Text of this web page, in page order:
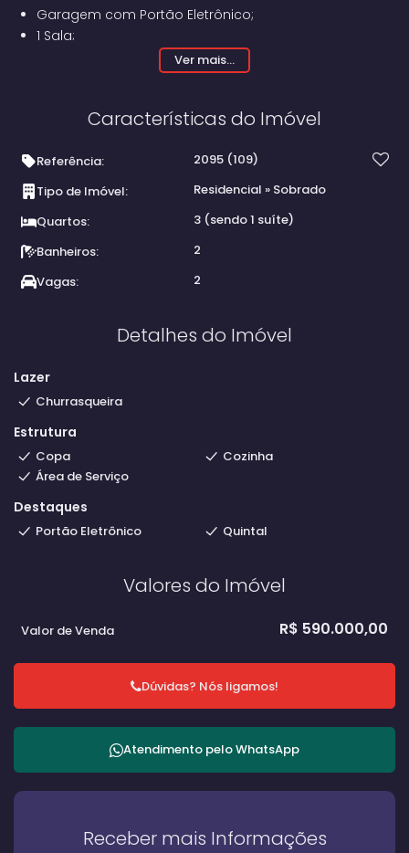
Garagem com Portão Eletrônico;
1 Sala;
3 Quartos (Sendo 1 Suíte);
Cozinha;
Despensa;
Área de Churrasco fechada, com banheiro.
Ver mais...
Características do Imóvel
Referência: 2095 (109)
Tipo de Imóvel:
Residencial » Sobrado
Quartos:
3 (sendo 1 suíte)
Banheiros:
2
Vagas:
2
Detalhes do Imóvel
Lazer
Churrasqueira
Estrutura
Copa
Cozinha
Área de Serviço
Destaques
Portão Eletrônico Quintal
Valores do Imóvel
R$ 590.000,00
Valor de Venda
Dúvidas? Nós ligamos!
Atendimento peloWhatsApp
Receber mais Informações